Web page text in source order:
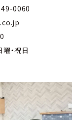
0060
曜・祝日